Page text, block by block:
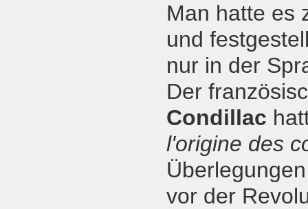
Man hatte es
und
nur in der
Der
Condillac
l'origine des
vor der